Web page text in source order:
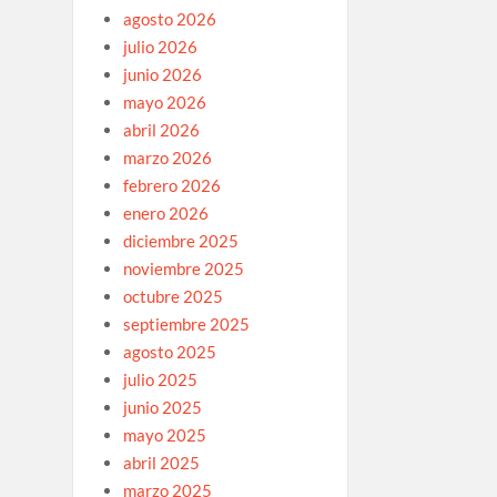
agosto 2026
julio 2026
junio 2026
mayo 2026
abril 2026
marzo 2026
febrero 2026
enero 2026
diciembre 2025
noviembre 2025
octubre 2025
septiembre 2025
agosto 2025
julio 2025
junio 2025
mayo 2025
abril 2025
marzo 2025